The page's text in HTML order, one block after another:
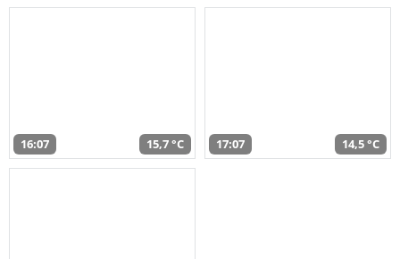
16:07 15,7 °C 17:07 14,5 °C